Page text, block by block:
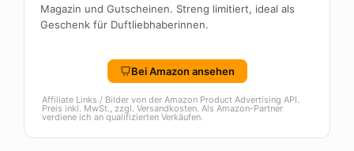
Magazin und Gutscheinen. Streng limitiert, ideal als
Geschenk für Duftliebhaberinnen.
Bei Amazon ansehen
Affiliate Links / Bilder von der Amazon Product Advertising API.
Preis inkl. MwSt., zzgl. Versandkosten. Als Amazon-Partner
verdiene ich an qualifizierten Verkäufen.